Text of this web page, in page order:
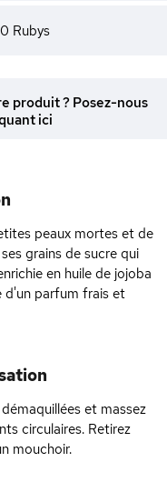
Rubys
produit ? Posez-nous
ici
peaux mortes et de
grains de sucre qui
en huile de jojoba
d'un parfum frais et
et massez
circulaires. Retirez
mouchoir.